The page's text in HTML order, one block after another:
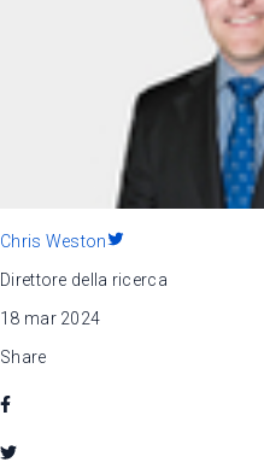
Chris Weston
Direttore della ricerca
18 mar 2024
Share